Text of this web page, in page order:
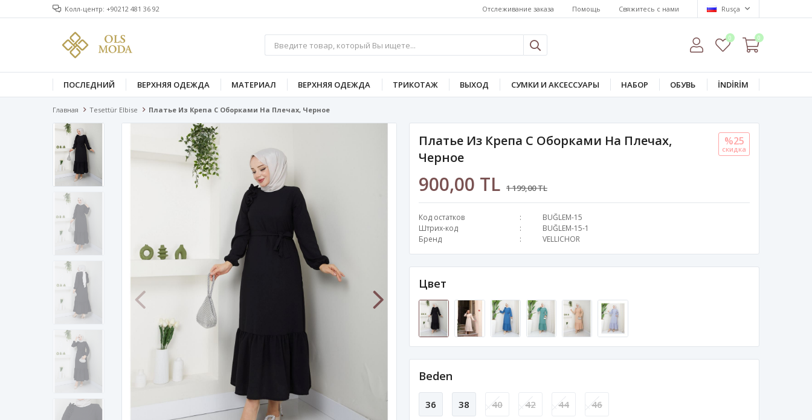
Колл-центр: +90212 481 36 92 Отслеживание заказа Помощь Свяжитесь с нами Rusça
0 0
ПОСЛЕДНИЙ ВЕРХНЯЯ ОДЕЖДА МАТЕРИАЛ ВЕРХНЯЯ ОДЕЖДА ТРИКОТАЖ ВЫХОД СУМКИ И АКСЕССУАРЫ НАБОР ОБУВЬ İNDİRİM
Главная Tesettür Elbise Платье Из Крепа С Оборками На Плечах, Черное
Платье Из Крепа С Оборками На Плечах,
Черное
900,00 TL 1 199,00 TL
%25
скидка
Код остатков
BUĞLEM-15
Штрих-код
BUĞLEM-15-1
Бренд
VELLICHOR
Цвет
Beden
36 38 40 42 44 46